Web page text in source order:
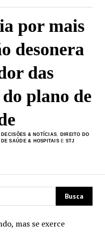
mas se exerce
por mais
desonera
das
plano de
DECISÕES & NOTÍCIAS
DIREITO DO
DE SAÚDE & HOSPITAIS E STJ